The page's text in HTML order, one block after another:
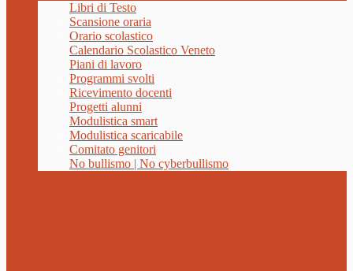
Libri di Testo
Scansione oraria
Orario scolastico
Calendario Scolastico Veneto
Piani di lavoro
Programmi svolti
Ricevimento docenti
Progetti alunni
Modulistica smart
Modulistica scaricabile
Comitato genitori
No bullismo | No cyberbullismo